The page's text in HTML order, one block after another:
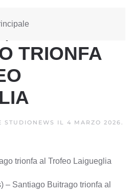
SANTIAGO
TRIONFA
STUDIONEWS IL 4 MARZO 2026.
trionfa al Trofeo Laigueglia
– Santiago Buitrago trionfa al